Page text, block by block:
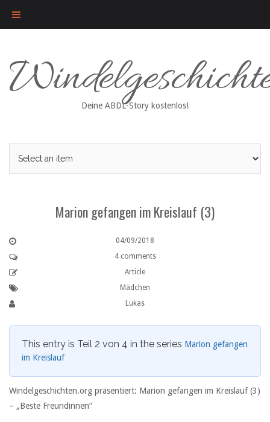
content
Deine ABDL-Story kostenlos!
Marion gefangen im Kreislauf (3)
04/09/2018
4 comments
Article
Mädchen
Lukas
This entry is Teil 2 von 4 in the series Marion gefangen
im Kreislauf
Windelgeschichten.org präsentiert: Marion gefangen im Kreislauf (3)
– „Beste Freundinnen“